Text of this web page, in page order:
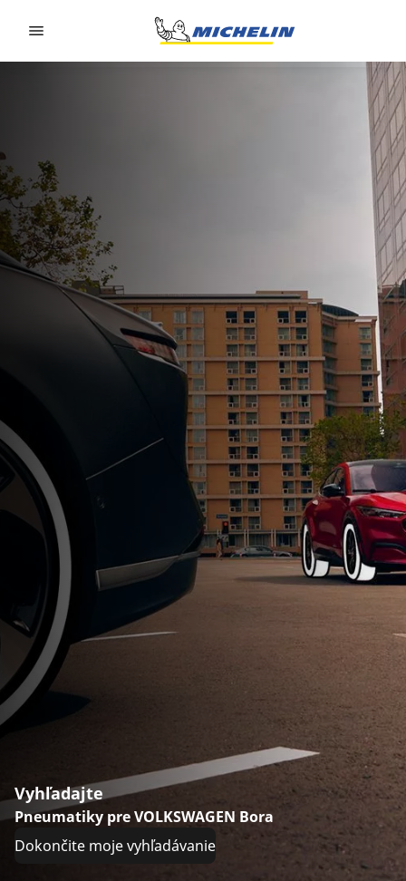
Vyhľadajte
Pneumatiky pre VOLKSWAGEN Bora
Dokončite moje vyhľadávanie